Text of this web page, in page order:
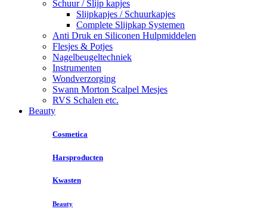
Schuur / Slijp kapjes
Slijpkapjes / Schuurkapjes
Complete Slijpkap Systemen
Anti Druk en Siliconen Hulpmiddelen
Flesjes & Potjes
Nagelbeugeltechniek
Instrumenten
Wondverzorging
Swann Morton Scalpel Mesjes
RVS Schalen etc.
Beauty
Cosmetica
Harsproducten
Kwasten
Beauty